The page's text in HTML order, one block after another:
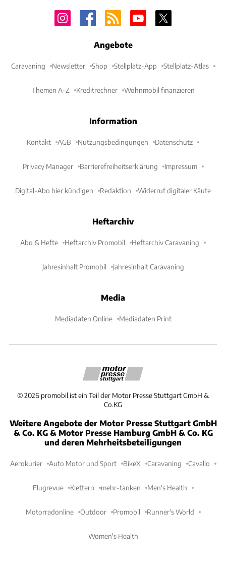
Angebote
Caravaning Newsletter Shop Stellplatz-App Stellplatz-Atlas
Themen A-Z Kreditrechner Wohnmobil finanzieren
Information
Kontakt AGB Nutzungsbedingungen Datenschutz
Privacy Manager Barrierefreiheitserklärung Impressum
Digital-Abo hier kündigen Redaktion Widerruf digitaler Käufe
Heftarchiv
Abo & Hefte Heftarchiv Promobil Heftarchiv Caravaning
Jahresinhalt Promobil Jahresinhalt Caravaning
Media
Mediadaten Online Mediadaten Print
©2026 promobil ist ein Teil der Motor Presse Stuttgart GmbH &
Co.KG
Weitere Angebote der Motor Presse Stuttgart GmbH
& Co. KG & Motor Presse Hamburg GmbH & Co. KG
und deren Mehrheitsbeteiligungen
Aerokurier Auto Motor und Sport BikeX Caravaning Cavallo
Flugrevue Klettern mehr-tanken Men's Health
Motorradonline Outdoor Promobil Runner's World
Women's Health